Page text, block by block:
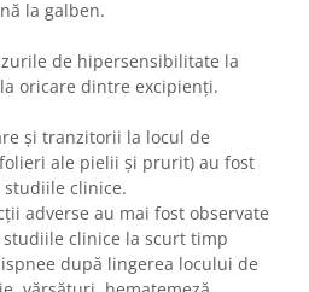
la galben.
de hipersensibilitate la
oricare dintre excipienți.
și tranzitorii la locul de
ale pielii și prurit) au fost
clinice.
adverse au mai fost observate
clinice la scurt timp
după lingerea locului de